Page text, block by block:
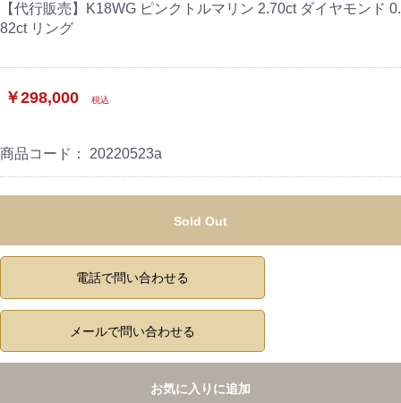
【代行販売】K18WG ピンクトルマリン 2.70ct ダイヤモンド 0.
82ct リング
￥298,000 税込
商品コード： 20220523a
Sold Out
電話で問い合わせる
メールで問い合わせる
お気に入りに追加